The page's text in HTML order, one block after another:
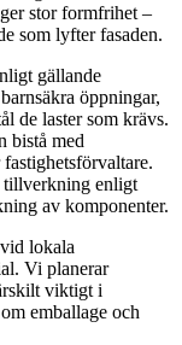
stor formfrihet –
som lyfter fasaden.
gällande
öppningar,
de laster som krävs.
bistå med
tillverkning enligt
av komponenter.
lokala
Vi planerar
viktigt i
emballage och